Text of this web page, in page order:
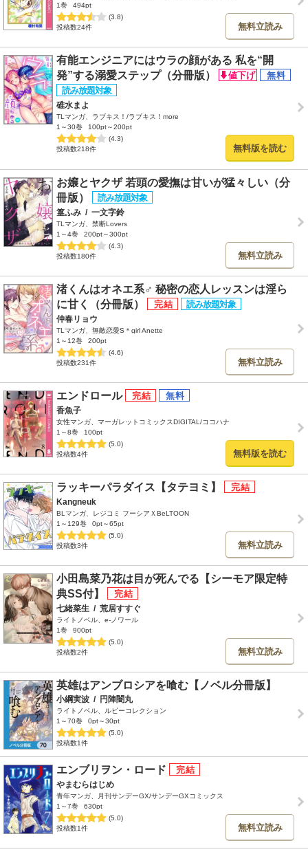
1巻
494pt
(3.8)
投稿数24件
無料立読み
有能エンジニアにはウラの顔がある 私を“開
発”する溺愛ステップ（分冊版）
碓水まよ
TLマンガ、ラブキス！/ラブキス！more
1～30巻
100pt～200pt
(4.3)
投稿数218件
無料版を読む
お嬢とヤクザ 若頭の愛撫は甘いが猛々しい（分
冊版）
篁ふみ / 一文字鈴
TLマンガ、禁断Lovers
1～4巻
200pt～300pt
(4.3)
投稿数180件
無料立読み
渚くんはオネエ系♂ 秘密の恋人レッスンは淫ら
に甘く（分冊版）
仲春リョウ
TLマンガ、無敵恋愛S＊girl Anette
1～12巻
200pt
(4.6)
投稿数231件
無料立読み
エンドロール
香魚子
女性マンガ、マーガレットコミックスDIGITAL/ココハナ
1～8巻
100pt
(5.0)
投稿数4件
無料版を読む
ラッキーパラダイス【タテヨミ】
Kangneuk
BLマンガ、レジコミ フーシアＸBeLTOON
1～129巻
0pt～65pt
(5.0)
投稿数3件
無料立読み
小田島菜乃花は目が死んでる【シーモア限定特
典SS付】
七緒菜生 / 荒居すすぐ
ライトノベル、e-ノワール
1巻
900pt
(5.0)
投稿数2件
無料立読み
英雄はアンブロシアを喰む【ノベル分冊版】
小綱実波 / 円陣闇丸
ライトノベル、ルビーコレクション
1～70巻
0pt～30pt
(5.0)
投稿数1件
エンブリヲン・ロード
やまむらはじめ
青年マンガ、月刊サンデーGX/サンデーGXコミックス
1～7巻
630pt
(5.0)
投稿数1件
無料立読み